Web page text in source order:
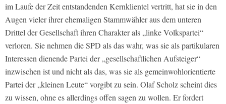
im Laufe der Zeit entstandenden Kernklientel vertritt, hat sie in den
Augen vieler ihrer ehemaligen Stammwähler aus dem unteren
Drittel der Gesellschaft ihren Charakter als „linke Volkspartei“
verloren. Sie nehmen die SPD als das wahr, was sie als partikularen
Interessen dienende Partei der „gesellschaftlichen Aufsteiger“
inzwischen ist und nicht als das, was sie als gemeinwohlorientierte
Partei der „kleinen Leute“ vorgibt zu sein. Olaf Scholz scheint dies
zu wissen, ohne es allerdings offen sagen zu wollen. Er fordert